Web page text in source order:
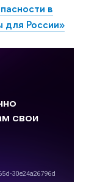
в
России»